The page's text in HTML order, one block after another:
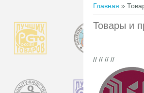
Вы здесь
Главная »
Товары и
// // // //